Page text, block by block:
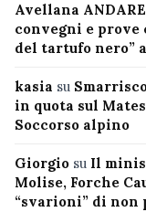
Avellana
convegni e
del tartufo nero”
kasia su
in quota sul
Soccorso alpino
Giorgio su Il
Molise, Forche
“svarioni” di non